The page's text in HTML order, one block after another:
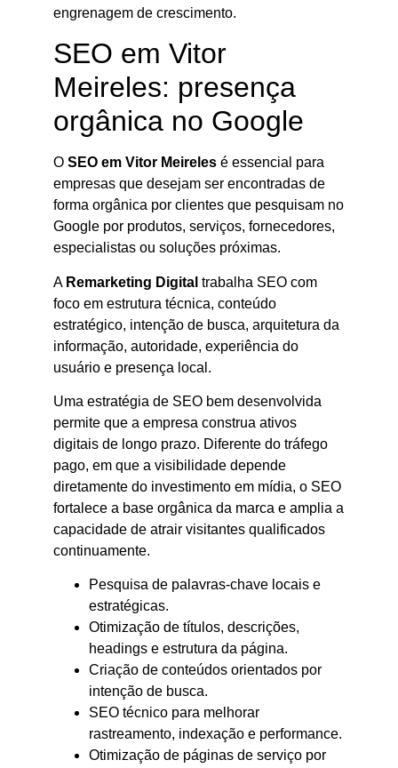
engrenagem de crescimento.
SEO em Vitor
Meireles: presença
orgânica no Google
O SEO em Vitor Meireles é essencial para
empresas que desejam ser encontradas de
forma orgânica por clientes que pesquisam no
Google por produtos, serviços, fornecedores,
especialistas ou soluções próximas.
A Remarketing Digital trabalha SEO com
foco em estrutura técnica, conteúdo
estratégico, intenção de busca, arquitetura da
informação, autoridade, experiência do
usuário e presença local.
Uma estratégia de SEO bem desenvolvida
permite que a empresa construa ativos
digitais de longo prazo. Diferente do tráfego
pago, em que a visibilidade depende
diretamente do investimento em mídia, o SEO
fortalece a base orgânica da marca e amplia a
capacidade de atrair visitantes qualificados
continuamente.
Pesquisa de palavras-chave locais e
estratégicas.
Otimização de títulos, descrições,
headings e estrutura da página.
Criação de conteúdos orientados por
intenção de busca.
SEO técnico para melhorar
rastreamento, indexação e performance.
Otimização de páginas de serviço por